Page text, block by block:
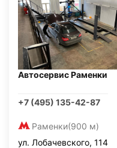
Автосервис Раменки
+7 (495) 135-42-87
Раменки(900 м)
ул. Лобачевского, 114